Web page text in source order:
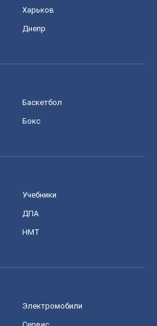
Харьков
Днепр
Баскетбол
Бокс
Учебники
ДПА
НМТ
Электромобили